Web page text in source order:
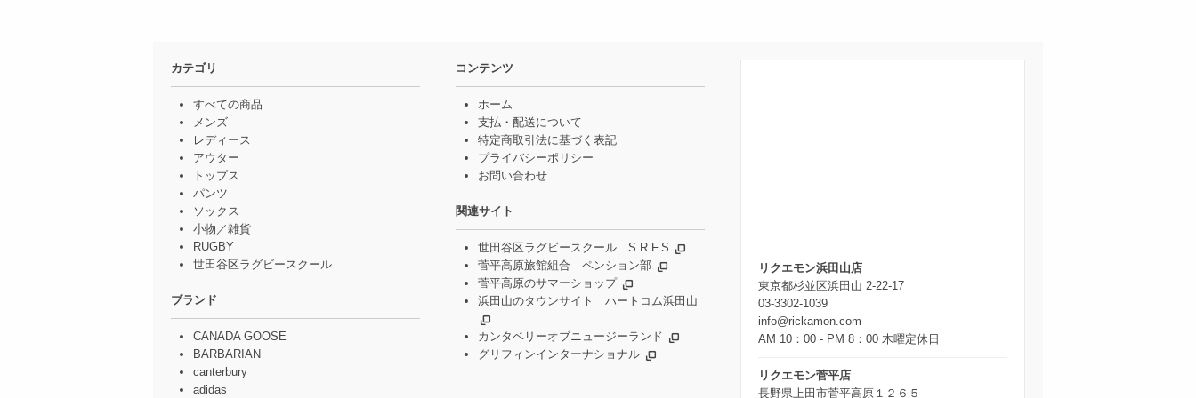
カテゴリ
すべての商品
メンズ
レディース
アウター
トップス
パンツ
ソックス
小物／雑貨
RUGBY
世田谷区ラグビースクール
ブランド
CANADA GOOSE
BARBARIAN
canterbury
adidas
コンテンツ
ホーム
支払・配送について
特定商取引法に基づく表記
プライバシーポリシー
お問い合わせ
関連サイト
世田谷区ラグビースクール S.R.F.S
菅平高原旅館組合 ペンション部
菅平高原のサマーショップ
浜田山のタウンサイト ハートコム浜田山
カンタベリーオブニュージーランド
グリフィンインターナショナル
リクエモン浜田山店
東京都杉並区浜田山 2-22-17
03-3302-1039
info@rickamon.com
AM 10：00 - PM 8：00 木曜定休日
リクエモン菅平店
長野県上田市菅平高原１２６５